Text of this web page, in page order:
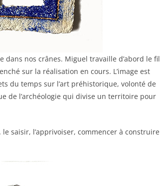
nos crânes. Miguel travaille d’abord le fil
sur la réalisation en cours. L’image est
du temps sur l’art préhistorique, volonté de
de l’archéologie qui divise un territoire pour
saisir, l’apprivoiser, commencer à construire